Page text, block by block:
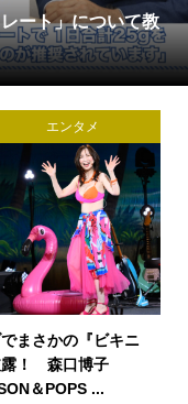
ート」について教
エンタメ
まさかの『ビキニ
露！ 森口博子
＆POPS ...